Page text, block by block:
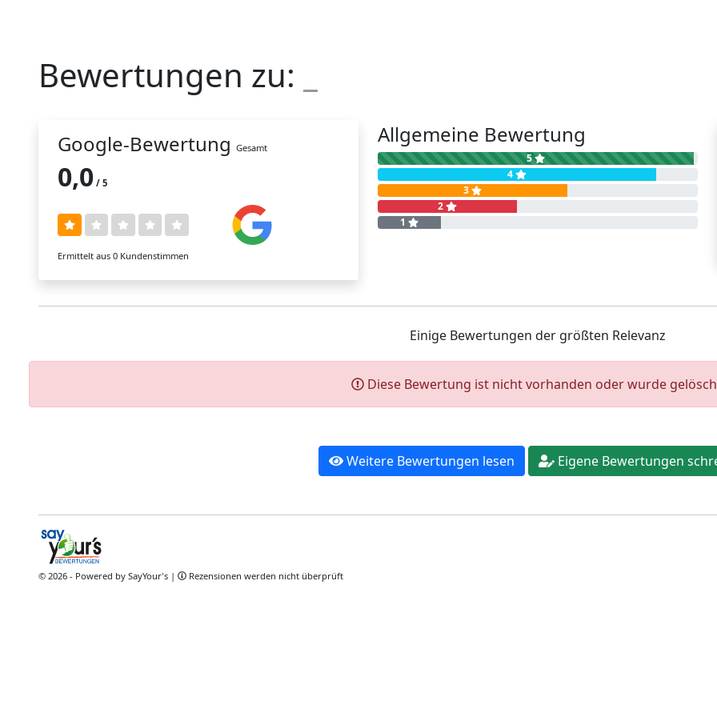
Bewertungen zu:
Google-Bewertung Gesamt
0,0 / 5
Ermittelt aus 0 Kundenstimmen
Allgemeine Bewertung
5
4
3
2
1
Einige Bewertungen der größten Relevanz
Diese Bewertung ist nicht vorhanden oder wurde
Weitere Bewertungen lesen Eigene Bewertungen
© 2026 - Powered by SayYour's | Rezensionen werden nicht überprüft